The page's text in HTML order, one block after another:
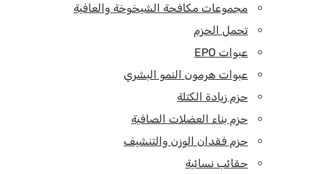
مجموعات مكافحة الشيخوخة والعافية
تحمل الحزم
عبوات EPO
عبوات هرمون النمو البشري
حزم زيادة الكتلة
حزم بناء العضلات الصافية
حزم فقدان الوزن والتنشيف
حقائب نسائية